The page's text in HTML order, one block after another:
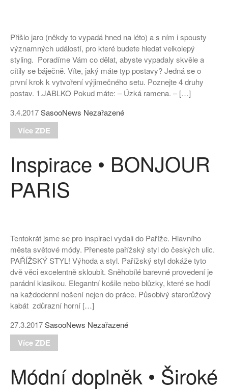
Přišlo jaro (někdy to vypadá hned na léto) a s ním i spousty
významných událostí, pro které budete hledat velkolepý
styling. Poradíme Vám co dělat, abyste vypadaly skvěle a
cítily se báječně. Víte, jaký máte typ postavy? Jedná se o
první krok k vytvoření výjimečného setu. Poznejte 4 druhy
postav. 1.JABLKO Pokud máte: – Úzká ramena. – […]
3.4.2017SasooNews Nezařazené
Více ZDE
Inspirace • BONJOUR
PARIS
Tentokrát jsme se pro inspiraci vydali do Paříže. Hlavního
města světové módy. Přeneste pařížský styl do českých ulic.
PAŘÍŽSKÝ STYL! Výhoda a styl. Pařížský styl dokáže tyto
dvě věci excelentně skloubit. Sněhobílé barevné provedení je
parádní klasikou. Elegantní košile nebo blůzky, které se hodí
na každodenní nošení nejen do práce. Působivý starorůžový
kabát zdůrazní horní […]
27.3.2017SasooNews Nezařazené
Více ZDE
Módní doplněk • Široké